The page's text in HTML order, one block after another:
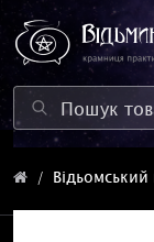
Відьомський